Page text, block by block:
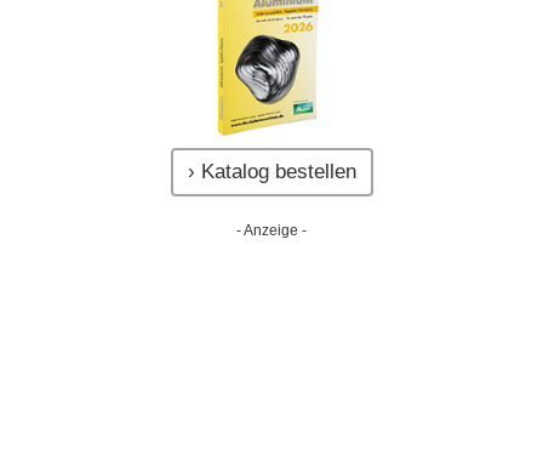
› Katalog bestellen
- Anzeige -